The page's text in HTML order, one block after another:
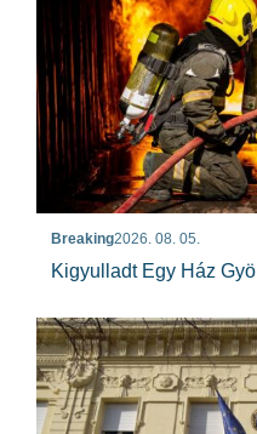
Breaking2026. 08. 05.
Kigyulladt Egy Ház